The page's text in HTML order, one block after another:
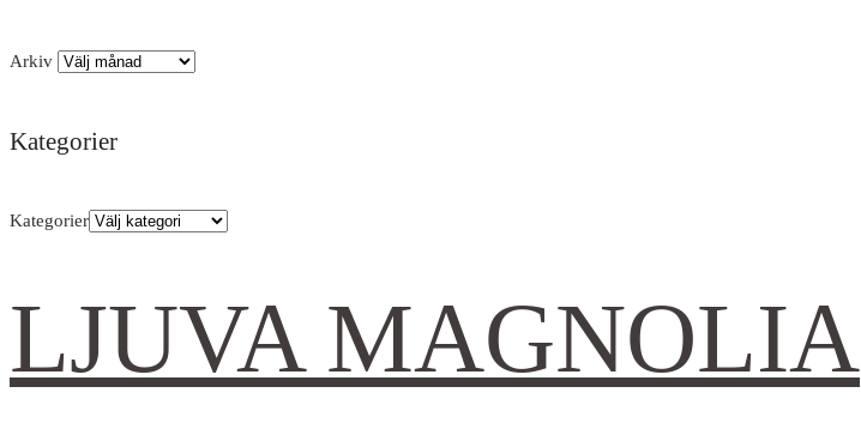
Arkiv
Kategorier
Kategorier
LJUVA MAGNOLIA